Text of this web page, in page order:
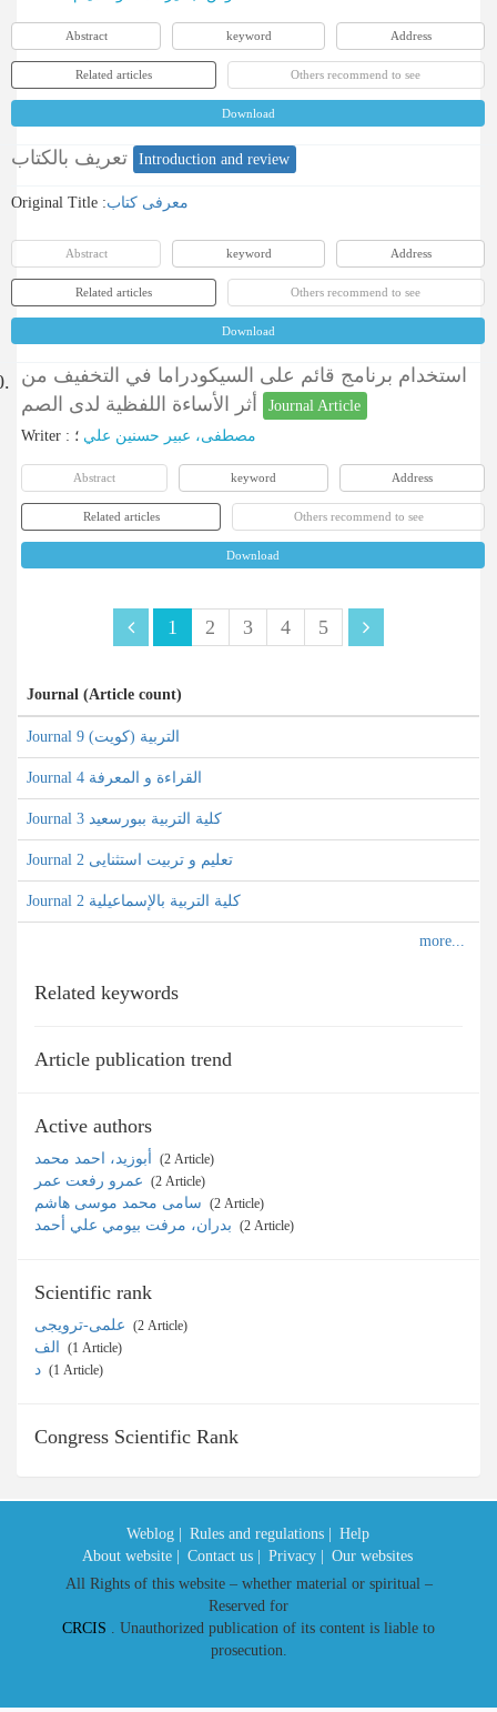
Abstract keyword Address
Related articles Others recommend to see
Download
Introduction and review
Original Title :معرفی کتاب
Abstract keyword Address
Related articles Others recommend to see
Download
استخدام برنامج قائم على السيكودراما في التخفيف من
Journal Article
Writer : مصطفى، عبير حسنين علي ؛
Abstract keyword Address
Related articles Others recommend to see
Download
1 2 3 4 5
Journal (Article count)
Journal التربية (کویت) 9
Journal القراءة و المعرفة 4
Journal كلية التربية ببورسعيد 3
Journal تعلیم و تربیت استثنایی 2
Journal كلية التربية بالإسماعيلية 2
Related keywords
Article publication trend
Active authors
‎ (2 Article)
‎ (2 Article)
‎ (2 Article)
‎ (2 Article)
Scientific rank
‎ (2 Article)
‎ (1 Article)
‎ (1 Article)
Congress Scientific Rank
Weblog | Rules and regulations |
Help
About website |
Contact us | Privacy |
Our websites
All Rights of this website – whether material or spiritual –
Reserved for
CRCIS . Unauthorized publication of its content is liable to
prosecution.